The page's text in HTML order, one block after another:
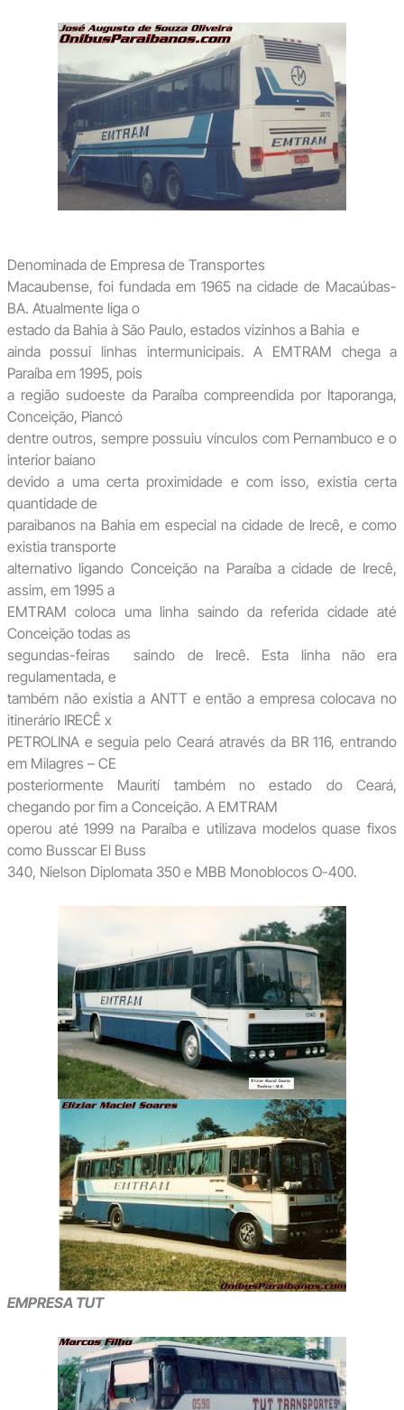
Denominada de Empresa de Transportes
Macaubense, foi fundada em 1965 na cidade de Macaúbas-
BA. Atualmente liga o
estado da Bahia à São Paulo, estados vizinhos a Bahia e
ainda possui linhas intermunicipais. A EMTRAM chega a
Paraíba em 1995, pois
a região sudoeste da Paraíba compreendida por Itaporanga,
Conceição, Piancó
dentre outros, sempre possuiu vínculos com Pernambuco e o
interior baiano
devido a uma certa proximidade e com isso, existia certa
quantidade de
paraibanos na Bahia em especial na cidade de Irecê, e como
existia transporte
alternativo ligando Conceição na Paraíba a cidade de Irecê,
assim, em 1995 a
EMTRAM coloca uma linha saindo da referida cidade até
Conceição todas as
segundas-feiras saindo de Irecê. Esta linha não era
regulamentada, e
também não existia a ANTT e então a empresa colocava no
itinerário IRECÊ x
PETROLINA e seguia pelo Ceará através da BR 116, entrando
em Milagres – CE
posteriormente Maurití também no estado do Ceará,
chegando por fim a Conceição. A EMTRAM
operou até 1999 na Paraíba e utilizava modelos quase fixos
como Busscar El Buss
340, Nielson Diplomata 350 e MBB Monoblocos O-400.
EMPRESA TUT